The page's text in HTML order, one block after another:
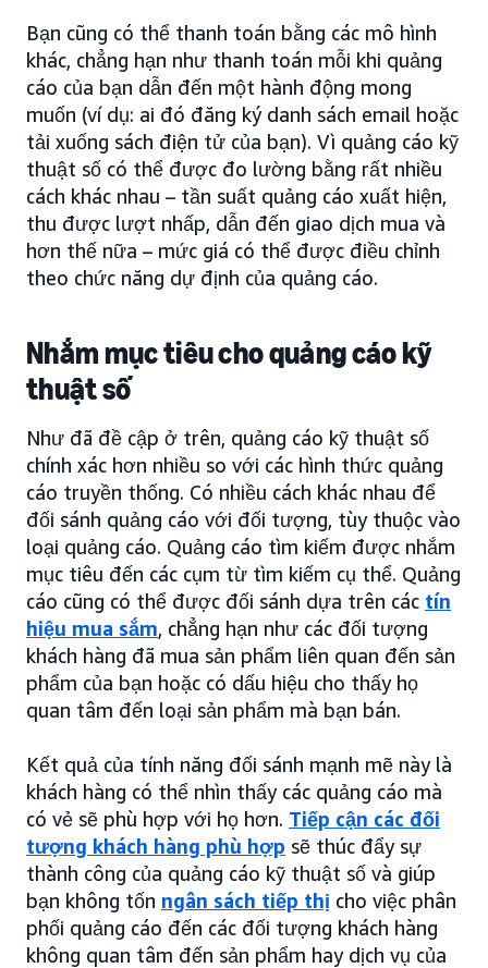
Bạn cũng có thể thanh toán bằng các mô hình
khác, chẳng hạn như thanh toán mỗi khi quảng
cáo của bạn dẫn đến một hành động mong
muốn (ví dụ: ai đó đăng ký danh sách email hoặc
tải xuống sách điện tử của bạn). Vì quảng cáo kỹ
thuật số có thể được đo lường bằng rất nhiều
cách khác nhau – tần suất quảng cáo xuất hiện,
thu được lượt nhấp, dẫn đến giao dịch mua và
hơn thế nữa – mức giá có thể được điều chỉnh
theo chức năng dự định của quảng cáo.
Nhắm mục tiêu cho quảng cáo kỹ
thuật số
Như đã đề cập ở trên, quảng cáo kỹ thuật số
chính xác hơn nhiều so với các hình thức quảng
cáo truyền thống. Có nhiều cách khác nhau để
đối sánh quảng cáo với đối tượng, tùy thuộc vào
loại quảng cáo. Quảng cáo tìm kiếm được nhắm
mục tiêu đến các cụm từ tìm kiếm cụ thể. Quảng
cáo cũng có thể được đối sánh dựa trên các tín
hiệu mua sắm, chẳng hạn như các đối tượng
khách hàng đã mua sản phẩm liên quan đến sản
phẩm của bạn hoặc có dấu hiệu cho thấy họ
quan tâm đến loại sản phẩm mà bạn bán.
Kết quả của tính năng đối sánh mạnh mẽ này là
khách hàng có thể nhìn thấy các quảng cáo mà
có vẻ sẽ phù hợp với họ hơn. Tiếp cận các đối
tượng khách hàng phù hợp sẽ thúc đẩy sự
thành công của quảng cáo kỹ thuật số và giúp
bạn không tốn ngân sách tiếp thị cho việc phân
phối quảng cáo đến các đối tượng khách hàng
không quan tâm đến sản phẩm hay dịch vụ của